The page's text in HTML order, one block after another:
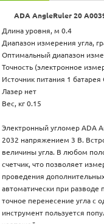
ADA AngleRuler 20
Длина уровня, м 0.4
Диапазон измерения угла,
Оптимальный диапазон
Точность (электронное
Источник питания 1 батарея
Лазер нет
Вес, кг 0.15
Электронный угломер ADA
2032 напряжением 3 В.
величины угла. В любом
счетчик, что позволяет
проведения
автоматически при разводе
точное перенесение угла с
инструмент пользуется